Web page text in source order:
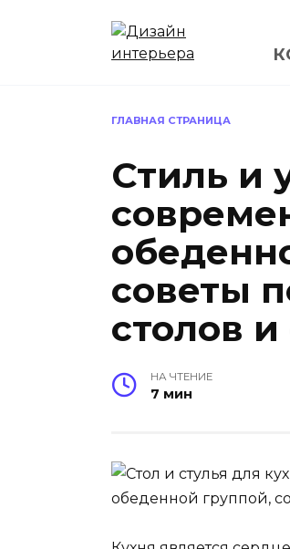
ГЛАВНАЯ СТРАНИЦА
Стиль и
советы
столов и
НА ЧТЕНИЕ
7 мин